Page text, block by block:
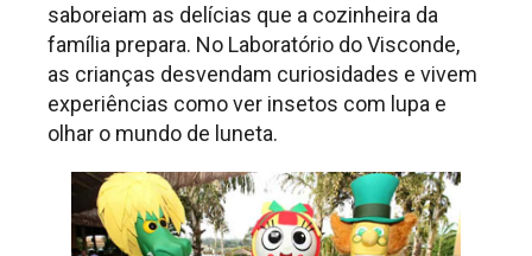
saboreiam as delícias que a cozinheira da
família prepara. No Laboratório do Visconde,
as crianças desvendam curiosidades e vivem
experiências como ver insetos com lupa e
olhar o mundo de luneta.